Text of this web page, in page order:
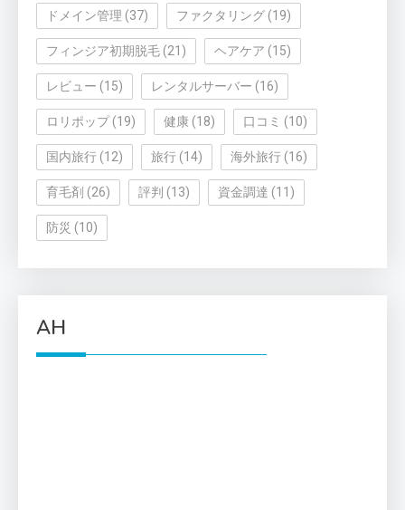
ドメイン管理 (37) ファクタリング (19)
フィンジア初期脱毛 (21) ヘアケア (15)
レビュー (15) レンタルサーバー (16)
ロリポップ(19) 健康 (18) 口コミ (10)
国内旅行 (12) 旅行 (14) 海外旅行 (16)
育毛剤 (26) 評判 (13) 資金調達 (11)
防災 (10)
AH